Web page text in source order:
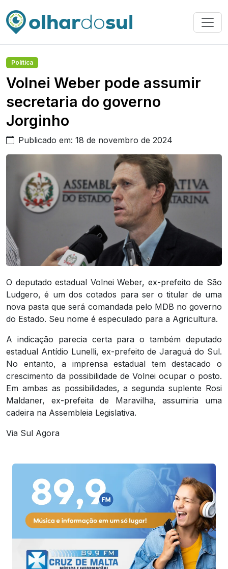
Política
Volnei Weber pode assumir
secretaria do governo
Jorginho
Publicado em: 18 de novembro de 2024
O deputado estadual Volnei Weber, ex-prefeito de São
Ludgero, é um dos cotados para ser o titular de uma
nova pasta que será comandada pelo MDB no governo
do Estado. Seu nome é especulado para a Agricultura.
A indicação parecia certa para o também deputado
estadual Antídio Lunelli, ex-prefeito de Jaraguá do Sul.
No entanto, a imprensa estadual tem destacado o
crescimento da possibilidade de Volnei ocupar o posto.
Em ambas as possibilidades, a segunda suplente Rosi
Maldaner, ex-prefeita de Maravilha, assumiria uma
cadeira na Assembleia Legislativa.
Via Sul Agora